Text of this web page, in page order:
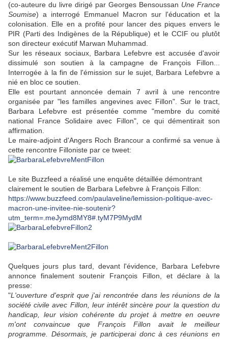
(co-auteure du livre dirigé par Georges Bensoussan Une France
Soumise) a interrogé Emmanuel Macron sur l'éducation et la
colonisation. Elle en a profité pour lancer des piques envers le
PIR (Parti des Indigènes de la République) et le CCIF ou plutôt
son directeur exécutif Marwan Muhammad.
Sur les réseaux sociaux, Barbara Lefebvre est accusée d'avoir
dissimulé son soutien à la campagne de François Fillon...
Interrogée à la fin de l'émission sur le sujet, Barbara Lefebvre a
nié en bloc ce soutien.
Elle est pourtant annoncée demain 7 avril à une rencontre
organisée par "les familles angevines avec Fillon". Sur le tract,
Barbara Lefebvre est présentée comme "membre du comité
national France Solidaire avec Fillon", ce qui démentirait son
affirmation.
Le maire-adjoint d'Angers Roch Brancour a confirmé sa venue à
cette rencontre Filloniste par ce tweet:
Le site Buzzfeed a réalisé une enquête détaillée démontrant
clairement le soutien de Barbara Lefebvre à François Fillon:
https://www.buzzfeed.com/paulaveline/lemission-politique-avec-
macron-une-invitee-nie-soutenir?
utm_term=.meJymd8MY8#.tyM7P9MydM
Quelques jours plus tard, devant l'évidence, Barbara Lefebvre
annonce finalement soutenir François Fillon, et déclare à la
presse:
"L'ouverture d'esprit que j'ai rencontrée dans les réunions de la
société civile avec Fillon, leur intérêt sincère pour la question du
handicap, leur vision cohérente du projet à mettre en oeuvre
m'ont convaincue que François Fillon avait le meilleur
programme. Désormais, je participerai donc à ces réunions en